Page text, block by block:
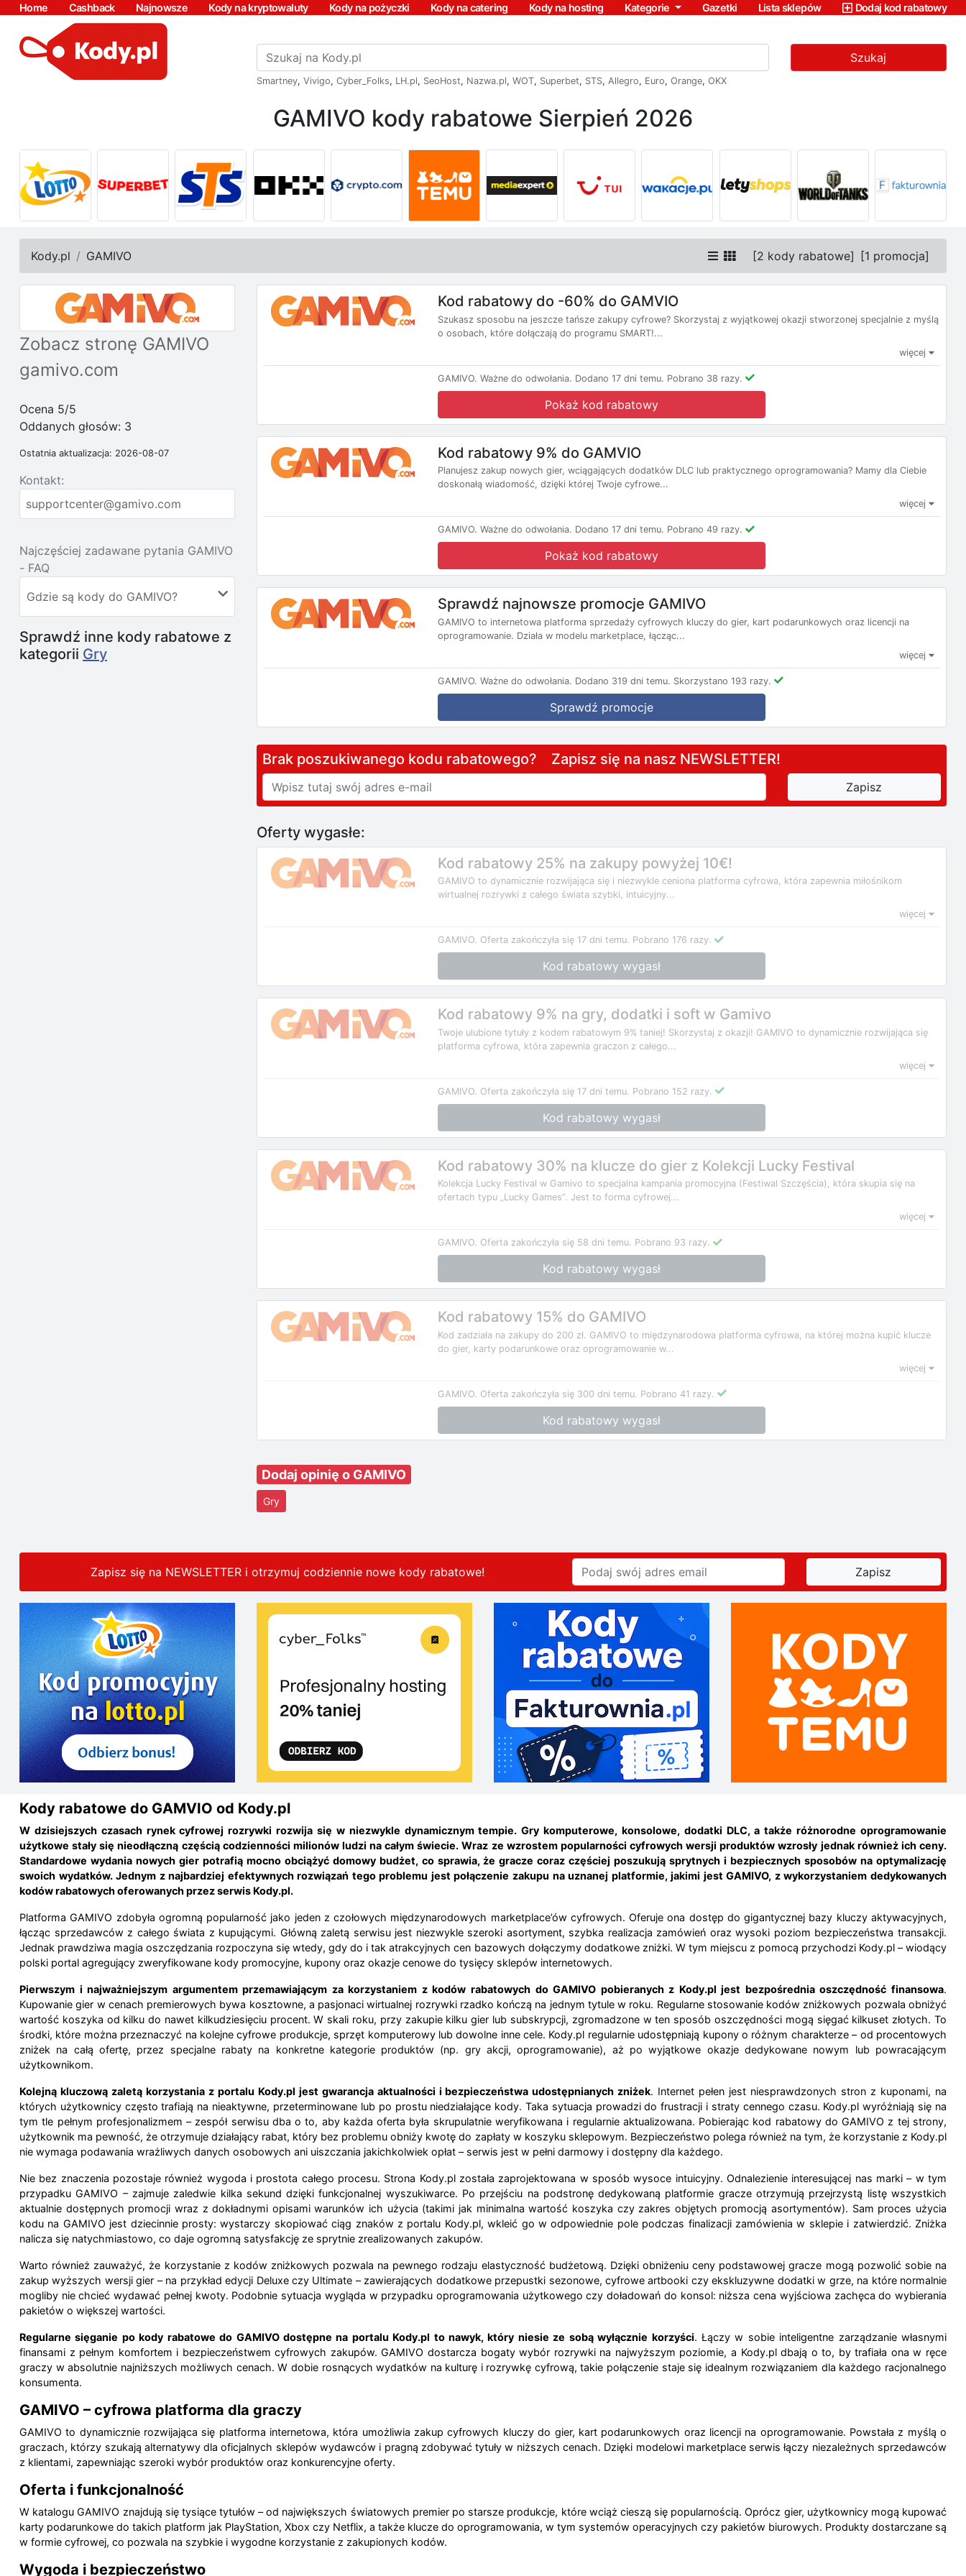
Home Cashback Najnowsze Kody na kryptowaluty Kody na pożyczki Kody na catering Kody na hosting Kategorie Gazetki Lista sklepów Dodaj kod rabatowy
Szukaj
Smartney, Vivigo, Cyber_Folks, LH.pl, SeoHost, Nazwa.pl, WOT, Superbet, STS, Allegro, Euro, Orange, OKX
GAMIVO kody rabatowe Sierpień 2026
Kody.pl GAMIVO [2 kody rabatowe] [1 promocja]
Zobacz stronę GAMIVO
gamivo.com
Ocena 5/5
Oddanych głosów: 3
Ostatnia aktualizacja: 2026-08-07
Kontakt:
supportcenter@gamivo.com
Najczęściej zadawane pytania GAMIVO
- FAQ
Gdzie są kody do GAMIVO?
Sprawdź inne kody rabatowe z
kategorii Gry
Kod rabatowy do -60% do GAMVIO
Szukasz sposobu na jeszcze tańsze zakupy cyfrowe? Skorzystaj z wyjątkowej okazji stworzonej specjalnie z myślą
o osobach, które dołączają do programu SMART!...
więcej
GAMIVO. Ważne do odwołania. Dodano 17 dni temu. Pobrano 38 razy.
Pokaż kod rabatowy
Kod rabatowy 9% do GAMVIO
Planujesz zakup nowych gier, wciągających dodatków DLC lub praktycznego oprogramowania? Mamy dla Ciebie
doskonałą wiadomość, dzięki której Twoje cyfrowe...
więcej
GAMIVO. Ważne do odwołania. Dodano 17 dni temu. Pobrano 49 razy.
Pokaż kod rabatowy
Sprawdź najnowsze promocje GAMIVO
GAMIVO to internetowa platforma sprzedaży cyfrowych kluczy do gier, kart podarunkowych oraz licencji na
oprogramowanie. Działa w modelu marketplace, łącząc...
więcej
GAMIVO. Ważne do odwołania. Dodano 319 dni temu. Skorzystano 193 razy.
Sprawdź promocje
Brak poszukiwanego kodu rabatowego? Zapisz się na nasz NEWSLETTER!
Oferty wygasłe:
Kod rabatowy 25% na zakupy powyżej 10€!
GAMIVO to dynamicznie rozwijająca się i niezwykle ceniona platforma cyfrowa, która zapewnia miłośnikom
wirtualnej rozrywki z całego świata szybki, intuicyjny...
więcej
GAMIVO. Oferta zakończyła się 17 dni temu. Pobrano 176 razy.
Kod rabatowy wygasł
Kod rabatowy 9% na gry, dodatki i soft w Gamivo
Twoje ulubione tytuły z kodem rabatowym 9% taniej! Skorzystaj z okazji! GAMIVO to dynamicznie rozwijająca się
platforma cyfrowa, która zapewnia graczon z całego...
więcej
GAMIVO. Oferta zakończyła się 17 dni temu. Pobrano 152 razy.
Kod rabatowy wygasł
Kod rabatowy 30% na klucze do gier z Kolekcji Lucky Festival
Kolekcja Lucky Festival w Gamivo to specjalna kampania promocyjna (Festiwal Szczęścia), która skupia się na
ofertach typu „Lucky Games”. Jest to forma cyfrowej...
więcej
GAMIVO. Oferta zakończyła się 58 dni temu. Pobrano 93 razy.
Kod rabatowy wygasł
Kod rabatowy 15% do GAMIVO
Kod zadziała na zakupy do 200 zł. GAMIVO to międzynarodowa platforma cyfrowa, na której można kupić klucze
do gier, karty podarunkowe oraz oprogramowanie w...
więcej
GAMIVO. Oferta zakończyła się 300 dni temu. Pobrano 41 razy.
Kod rabatowy wygasł
Dodaj opinię o GAMIVO
Gry
Zapisz się na NEWSLETTER i otrzymuj codziennie nowe kody rabatowe!
Kody rabatowe do GAMVIO od Kody.pl
W dzisiejszych czasach rynek cyfrowej rozrywki rozwija się w niezwykle dynamicznym tempie. Gry komputerowe, konsolowe, dodatki DLC, a także różnorodne oprogramowanie
użytkowe stały się nieodłączną częścią codzienności milionów ludzi na całym świecie. Wraz ze wzrostem popularności cyfrowych wersji produktów wzrosły jednak również ich ceny.
Standardowe wydania nowych gier potrafią mocno obciążyć domowy budżet, co sprawia, że gracze coraz częściej poszukują sprytnych i bezpiecznych sposobów na optymalizację
swoich wydatków. Jednym z najbardziej efektywnych rozwiązań tego problemu jest połączenie zakupu na uznanej platformie, jakimi jest GAMIVO, z wykorzystaniem dedykowanych
kodów rabatowych oferowanych przez serwis Kody.pl.
Platforma GAMIVO zdobyła ogromną popularność jako jeden z czołowych międzynarodowych marketplace’ów cyfrowych. Oferuje ona dostęp do gigantycznej bazy kluczy aktywacyjnych,
łącząc sprzedawców z całego świata z kupującymi. Główną zaletą serwisu jest niezwykle szeroki asortyment, szybka realizacja zamówień oraz wysoki poziom bezpieczeństwa transakcji.
Jednak prawdziwa magia oszczędzania rozpoczyna się wtedy, gdy do i tak atrakcyjnych cen bazowych dołączymy dodatkowe zniżki. W tym miejscu z pomocą przychodzi Kody.pl – wiodący
polski portal agregujący zweryfikowane kody promocyjne, kupony oraz okazje cenowe do tysięcy sklepów internetowych.
Pierwszym i najważniejszym argumentem przemawiającym za korzystaniem z kodów rabatowych do GAMIVO pobieranych z Kody.pl jest bezpośrednia oszczędność finansowa.
Kupowanie gier w cenach premierowych bywa kosztowne, a pasjonaci wirtualnej rozrywki rzadko kończą na jednym tytule w roku. Regularne stosowanie kodów zniżkowych pozwala obniżyć
wartość koszyka od kilku do nawet kilkudziesięciu procent. W skali roku, przy zakupie kilku gier lub subskrypcji, zgromadzone w ten sposób oszczędności mogą sięgać kilkuset złotych. To
środki, które można przeznaczyć na kolejne cyfrowe produkcje, sprzęt komputerowy lub dowolne inne cele. Kody.pl regularnie udostępniają kupony o różnym charakterze – od procentowych
zniżek na całą ofertę, przez specjalne rabaty na konkretne kategorie produktów (np. gry akcji, oprogramowanie), aż po wyjątkowe okazje dedykowane nowym lub powracającym
użytkownikom.
Kolejną kluczową zaletą korzystania z portalu Kody.pl jest gwarancja aktualności i bezpieczeństwa udostępnianych zniżek. Internet pełen jest niesprawdzonych stron z kuponami, na
których użytkownicy często trafiają na nieaktywne, przeterminowane lub po prostu niedziałające kody. Taka sytuacja prowadzi do frustracji i straty cennego czasu. Kody.pl wyróżniają się na
tym tle pełnym profesjonalizmem – zespół serwisu dba o to, aby każda oferta była skrupulatnie weryfikowana i regularnie aktualizowana. Pobierając kod rabatowy do GAMIVO z tej strony,
użytkownik ma pewność, że otrzymuje działający rabat, który bez problemu obniży kwotę do zapłaty w koszyku sklepowym. Bezpieczeństwo polega również na tym, że korzystanie z Kody.pl
nie wymaga podawania wrażliwych danych osobowych ani uiszczania jakichkolwiek opłat – serwis jest w pełni darmowy i dostępny dla każdego.
Nie bez znaczenia pozostaje również wygoda i prostota całego procesu. Strona Kody.pl została zaprojektowana w sposób wysoce intuicyjny. Odnalezienie interesującej nas marki – w tym
przypadku GAMIVO – zajmuje zaledwie kilka sekund dzięki funkcjonalnej wyszukiwarce. Po przejściu na podstronę dedykowaną platformie gracze otrzymują przejrzystą listę wszystkich
aktualnie dostępnych promocji wraz z dokładnymi opisami warunków ich użycia (takimi jak minimalna wartość koszyka czy zakres objętych promocją asortymentów). Sam proces użycia
kodu na GAMIVO jest dziecinnie prosty: wystarczy skopiować ciąg znaków z portalu Kody.pl, wkleić go w odpowiednie pole podczas finalizacji zamówienia w sklepie i zatwierdzić. Zniżka
nalicza się natychmiastowo, co daje ogromną satysfakcję ze sprytnie zrealizowanych zakupów.
Warto również zauważyć, że korzystanie z kodów zniżkowych pozwala na pewnego rodzaju elastyczność budżetową. Dzięki obniżeniu ceny podstawowej gracze mogą pozwolić sobie na
zakup wyższych wersji gier – na przykład edycji Deluxe czy Ultimate – zawierających dodatkowe przepustki sezonowe, cyfrowe artbooki czy ekskluzywne dodatki w grze, na które normalnie
mogliby nie chcieć wydawać pełnej kwoty. Podobnie sytuacja wygląda w przypadku oprogramowania użytkowego czy doładowań do konsol: niższa cena wyjściowa zachęca do wybierania
pakietów o większej wartości.
Regularne sięganie po kody rabatowe do GAMIVO dostępne na portalu Kody.pl to nawyk, który niesie ze sobą wyłącznie korzyści. Łączy w sobie inteligentne zarządzanie własnymi
finansami z pełnym komfortem i bezpieczeństwem cyfrowych zakupów. GAMIVO dostarcza bogaty wybór rozrywki na najwyższym poziomie, a Kody.pl dbają o to, by trafiała ona w ręce
graczy w absolutnie najniższych możliwych cenach. W dobie rosnących wydatków na kulturę i rozrywkę cyfrową, takie połączenie staje się idealnym rozwiązaniem dla każdego racjonalnego
konsumenta.
GAMIVO – cyfrowa platforma dla graczy
GAMIVO to dynamicznie rozwijająca się platforma internetowa, która umożliwia zakup cyfrowych kluczy do gier, kart podarunkowych oraz licencji na oprogramowanie. Powstała z myślą o
graczach, którzy szukają alternatywy dla oficjalnych sklepów wydawców i pragną zdobywać tytuły w niższych cenach. Dzięki modelowi marketplace serwis łączy niezależnych sprzedawców
z klientami, zapewniając szeroki wybór produktów oraz konkurencyjne oferty.
Oferta i funkcjonalność
W katalogu GAMIVO znajdują się tysiące tytułów – od największych światowych premier po starsze produkcje, które wciąż cieszą się popularnością. Oprócz gier, użytkownicy mogą kupować
karty podarunkowe do takich platform jak PlayStation, Xbox czy Netflix, a także klucze do oprogramowania, w tym systemów operacyjnych czy pakietów biurowych. Produkty dostarczane są
w formie cyfrowej, co pozwala na szybkie i wygodne korzystanie z zakupionych kodów.
Wygoda i bezpieczeństwo